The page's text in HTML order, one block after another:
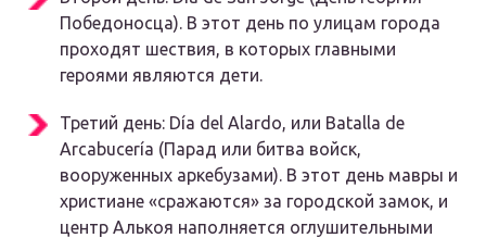
Победоносца). В этот день по улицам города
проходят шествия, в которых главными
героями являются дети.
Третий день: Día del Alardo, или Batalla de
Arcabucería (Парад или битва войск,
вооруженных аркебузами). В этот день мавры и
христиане «сражаются» за городской замок, и
центр Алькоя наполняется оглушительными